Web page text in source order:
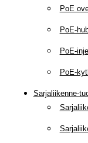
PoE
PoE-
PoE-
PoE-
Sarjaliikenne-